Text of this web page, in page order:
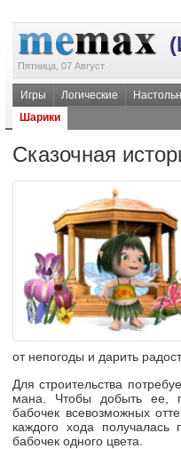
Пятница, 07 Август
Игры Логические
Шарики
Сказочная
от непогоды и дарить
Для строительства
мана. Чтобы добыть ее,
бабочек всевозможных
каждого хода
бабочек одного цвета.